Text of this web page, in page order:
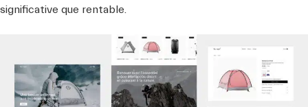
significative que rentable.